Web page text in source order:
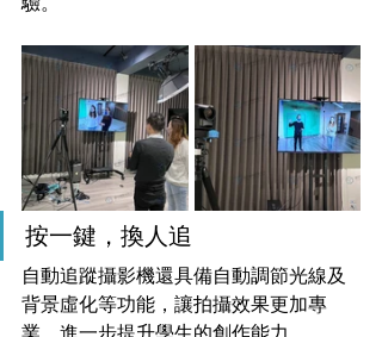
按一鍵，換人追
自動追蹤攝影機還具備自動調節光線及
背景虛化等功能，讓拍攝效果更加專